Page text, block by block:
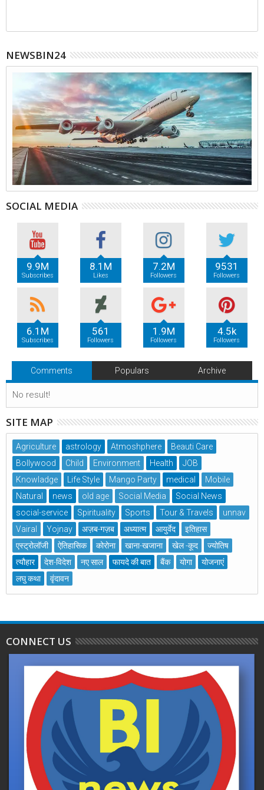
NEWSBIN24
SOCIAL MEDIA
9.9M
Subscribes
8.1M
Likes
7.2M
Followers
9531
Followers
6.1M
Subscribes
561
Followers
1.9M
Followers
4.5k
Followers
Comments Populars Archive
No result!
SITE MAP
Agriculture astrology Atmoshphere
Beauti Care
Bollywood
Child Environment Health
JOB
Knowladge
Life Style Mango Party medical
Mobile
Natural
news old age Social Media
Social News
social-service
Spirituality Sports Tour & Travels
unnav
Vairal
Yojnay अज़ब-गज़ब अध्यात्म आयुर्वेद
इतिहास
एस्ट्रोलॉजी
ऐतिहासिक कोरोना खाना-खजाना खेल -कूद
ज्योतिष
त्यौहार
देश-विदेश नए साल फायदे की बात बैंक योगा
योजनाएं
लघु कथा
वृंदावन
CONNECT US